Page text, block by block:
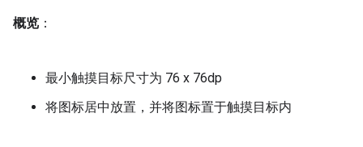
概览 ：
最小触摸目标尺寸为 76 x 76dp
将图标居中放置，并将图标置于触摸目标内